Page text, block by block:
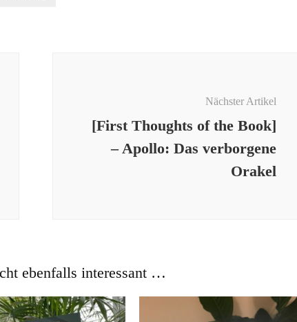
Nächster Artikel
[First Thoughts of the Book]
– Apollo: Das verborgene
Orakel
ebenfalls interessant …